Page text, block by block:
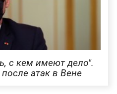
с кем имеют дело".
атак в Вене